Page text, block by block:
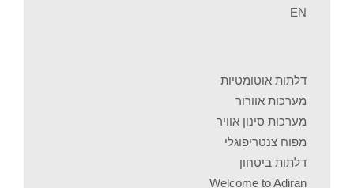
EN
דלתות אוטומטיות
מערכות אוורור
מערכות סינון אוויר
מפוח צנטריפוגלי
דלתות ביטחון
Welcome to Adiran